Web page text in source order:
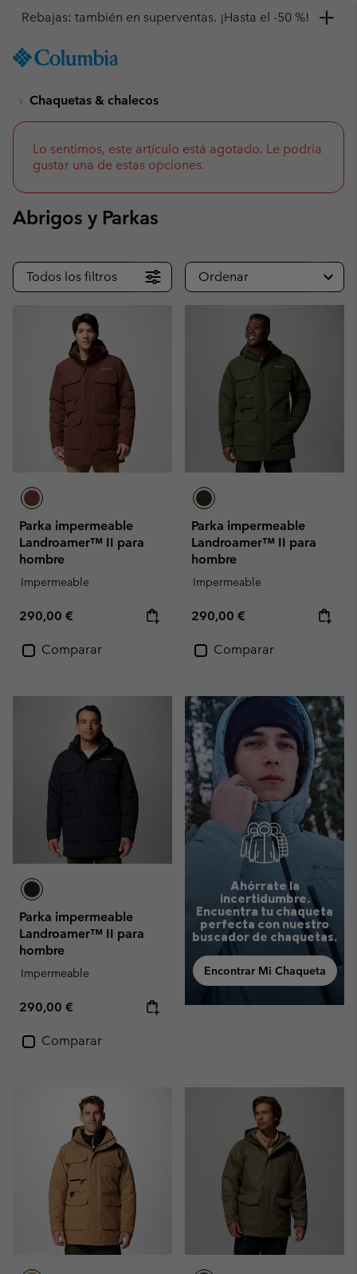
TO
SKIP
NAV
SKIP
TO
SEARCH
Consigue un 10 % de descuento
Chaquetas & chalecos
Lo sentimos, este artículo está agotado. Le podria
gustar una de estas opciones.
Abrigos y Parkas
Todos los filtros Ordenar
Parka impermeable
Landroamer™ II para
hombre
Impermeable
Regular price:
290,00 €
Comparar
Parka impermeable
Landroamer™ II para
hombre
Impermeable
Regular price:
290,00 €
Comparar
Parka impermeable
Landroamer™ II para
hombre
Impermeable
Regular price:
290,00 €
Comparar
Ahórrate la
incertidumbre.
Encuentra tu chaqueta
perfecta con nuestro
buscador de chaquetas.
Encontrar Mi Chaqueta